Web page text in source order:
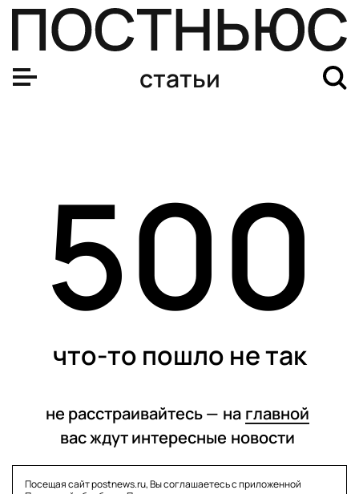
статьи
500
что-то пошло не так
не расстраивайтесь — на главной
вас ждут интересные новости
Посещая сайт postnews.ru, Вы соглашаетесь с приложенной